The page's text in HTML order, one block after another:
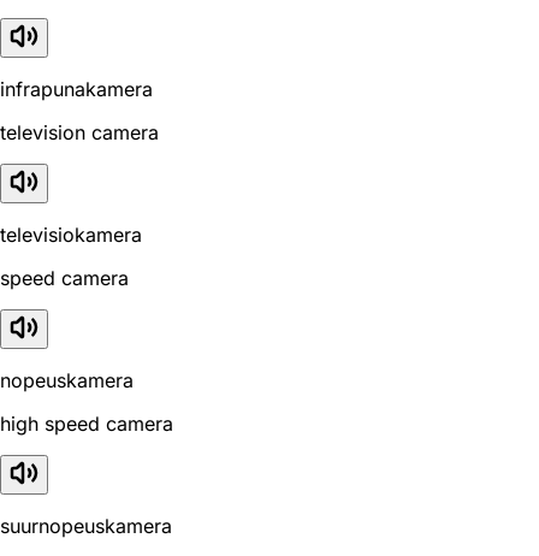
infrapunakamera
television camera
televisiokamera
speed camera
nopeuskamera
high speed camera
suurnopeuskamera